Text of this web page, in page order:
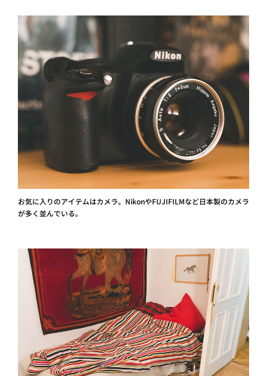
お気に入りのアイテムはカメラ。NikonやFUJIFILMなど日本製のカメラ
が多く並んでいる。